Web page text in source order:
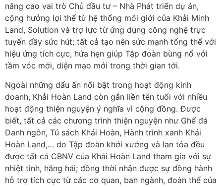
nâng cao vai trò Chủ đầu tư – Nhà Phát triển dự án,
cộng hưởng lợi thế từ hệ thống môi giới của Khải Minh
Land, Solution và trợ lực từ ứng dụng công nghệ trực
tuyến đầy sức hút; tất cả tạo nên sức mạnh tổng thể với
hiệu ứng tích cực, hứa hẹn giúp Tập đoàn bùng nổ với
tầm vóc mới, diện mạo mới trong thời gian tới.
Ngoài những dấu ấn nổi bật trong hoạt động kinh
doanh, Khải Hoàn Land còn gắn liền tên tuổi với nhiều
hoạt động thiện nguyện ý nghĩa vì cộng đồng. Được
biết, tất cả các chương trình thiện nguyện như Ghế đá
Danh ngôn, Tủ sách Khải Hoàn, Hành trình xanh Khải
Hoàn Land,… do Tập đoàn khởi xướng và lan tỏa đều
được tất cả CBNV của Khải Hoàn Land tham gia với sự
nhiệt tình, hăng hái; đồng thời nhận được sự đồng hành
hỗ trợ tích cực từ các cơ quan, ban ngành, đoàn thể của